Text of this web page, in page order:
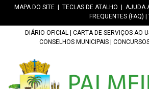
MAPA DO SITE TECLAS DE ATALHO
AJUDA
FREQUENTES (FAQ)
DIÁRIO OFICIAL CARTA DE SERVIÇOS AO
CONSELHOS MUNICIPAIS